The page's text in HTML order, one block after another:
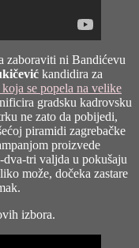
zaboraviti ni Bandićevu
kandidira za
se popela na velike
gradsku kadrovsku
ne zato da pobijedi,
piramidi zagrebačke
proizvede
tri valjda u pokušaju
može, dočeka zastare
izbora.